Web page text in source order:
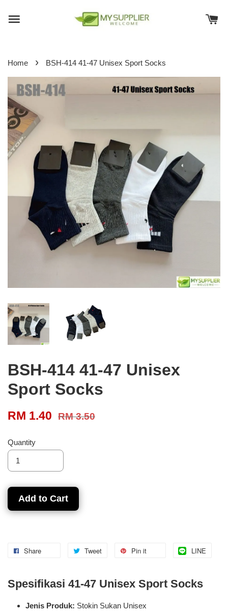
Home › BSH-414 41-47 Unisex Sport Socks
BSH-414 41-47 Unisex
Sport Socks
RM 1.40 RM 3.50
Quantity
Add to Cart
Share Tweet Pin it LINE
Spesifikasi 41-47 Unisex Sport Socks
Jenis Produk: Stokin Sukan Unisex